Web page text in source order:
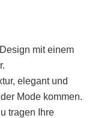
mit einem
elegant und
Mode kommen.
tragen Ihre